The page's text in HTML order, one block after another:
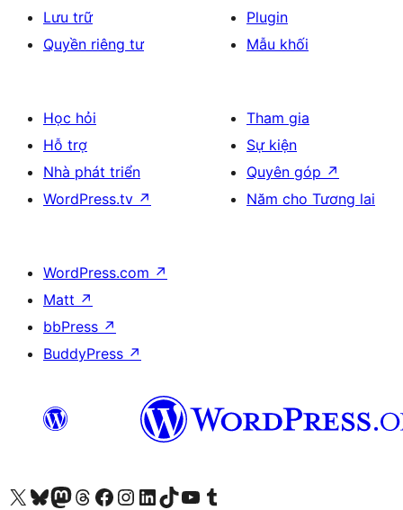
Lưu trữ
Quyền riêng tư
Plugin
Mẫu khối
Học hỏi
Hỗ trợ
Nhà phát triển
WordPress.tv ↗
Tham gia
Sự kiện
Quyên góp ↗
Năm cho Tương lai
WordPress.com ↗
Matt ↗
bbPress ↗
BuddyPress ↗
Truy cập tài khoản X (trước đây là Twitter) của chúng tôiVisit our Bluesky account
Visit our Mastodon account
Visit our Threads account
Xem trang Facebook của chúng tôiTruy cập tài khoản Instagram của chúng tôiTruy cập tài khoản LinkedIn của chúng tôiVisit our TikTok account
Truy cập kênh YouTube của chúng tôi Visit our Tumblr account